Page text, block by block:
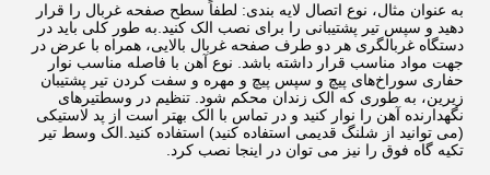
به عنوان مثال، نوع اتصال لایه بندی: لطفاً سطح صفحه غربال را قرار
دهید و سپس تیر پشتیبانی را برای نصب الک کنید.به طور کلی باید در
دستگاه غربالگری هر دو طرف صفحه غربال بالایی، همراه با عرض در
جهت مواد مناسب قرار داشته باشد. نوع آهن با فاصله مناسب نوار
حفاری سوراخ‌های پیچ و سپس پیچ و مهره و سفت کردن تیر پشتیبان
زیرین، به طوری که الک زندان محکم شود. تنظیم در وسطتیرهای
نگهدارنده آهن را نوار کنید و در تماس با الک بهتر است از پد لاستیکی
(می توانید از شلنگ قدیمی استفاده کنید) استفاده کنید.الک وسط تیر
تکیه گاه فوق را نیز می توان در اینجا نصب کرد.